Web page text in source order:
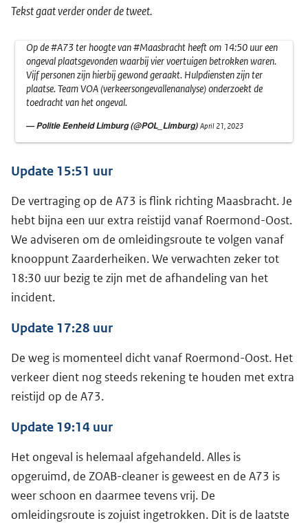
Tekst gaat verder onder de tweet.
Op de#A73ter hoogte van#Maasbrachtheeft om 14:50 uur een
ongeval plaatsgevonden waarbij vier voertuigen betrokken waren.
Vijf personen zijn hierbij gewond geraakt. Hulpdiensten zijn ter
plaatse. Team VOA (verkeersongevallenanalyse) onderzoekt de
toedracht van het ongeval.
— Politie Eenheid Limburg (@POL_Limburg)April 21, 2023
Update 15:51 uur
De vertraging op de A73 is flink richting Maasbracht. Je
hebt bijna een uur extra reistijd vanaf Roermond-Oost.
We adviseren om de omleidingsroute te volgen vanaf
knooppunt Zaarderheiken. We verwachten zeker tot
18:30 uur bezig te zijn met de afhandeling van het
incident.
Update 17:28 uur
De weg is momenteel dicht vanaf Roermond-Oost. Het
verkeer dient nog steeds rekening te houden met extra
reistijd op de A73.
Update 19:14 uur
Het ongeval is helemaal afgehandeld. Alles is
opgeruimd, de ZOAB-cleaner is geweest en de A73 is
weer schoon en daarmee tevens vrij. De
omleidingsroute is zojuist ingetrokken. Dit is de laatste